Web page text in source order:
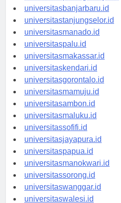
universitaspalangkaraya.id
universitasbanjarbaru.id
universitastanjungselor.id
universitasmanado.id
universitaspalu.id
universitasmakassar.id
universitaskendari.id
universitasgorontalo.id
universitasmamuju.id
universitasambon.id
universitasmaluku.id
universitassofifi.id
universitasjayapura.id
universitaspapua.id
universitasmanokwari.id
universitassorong.id
universitaswanggar.id